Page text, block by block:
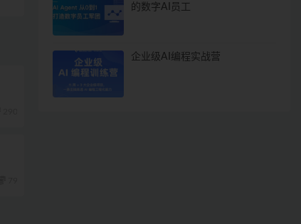
的数字AI员工
企业级AI编程实战营